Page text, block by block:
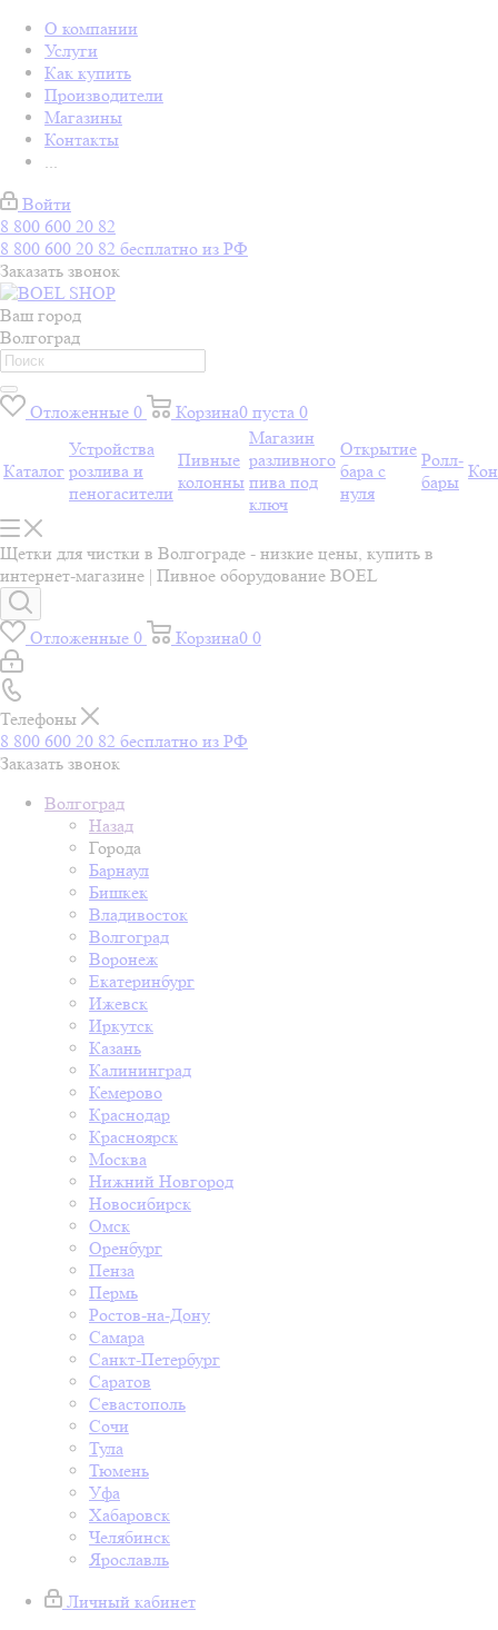
О компании
Услуги
Как купить
Производители
Магазины
Контакты
...
Войти
8 800 600 20 82
8 800 600 20 82 бесплатно из РФ
Заказать звонок
Ваш город
Волгоград
Отложенные 0 Корзина0 пуста 0
Каталог
Устройства
розлива и
пеногасители
Пивные
колонны
Магазин
разливного
пива под
ключ
Открытие
бара с
нуля
Ролл-
бары
Щетки для чистки в Волгограде - низкие цены, купить в
интернет-магазине | Пивное оборудование BOEL
Отложенные 0 Корзина0 0
Телефоны
8 800 600 20 82 бесплатно из РФ
Заказать звонок
Волгоград
Назад
Города
Барнаул
Бишкек
Владивосток
Волгоград
Воронеж
Екатеринбург
Ижевск
Иркутск
Казань
Калининград
Кемерово
Краснодар
Красноярск
Москва
Нижний Новгород
Новосибирск
Омск
Оренбург
Пенза
Пермь
Ростов-на-Дону
Самара
Санкт-Петербург
Саратов
Севастополь
Сочи
Тула
Тюмень
Уфа
Хабаровск
Челябинск
Ярославль
Личный кабинет